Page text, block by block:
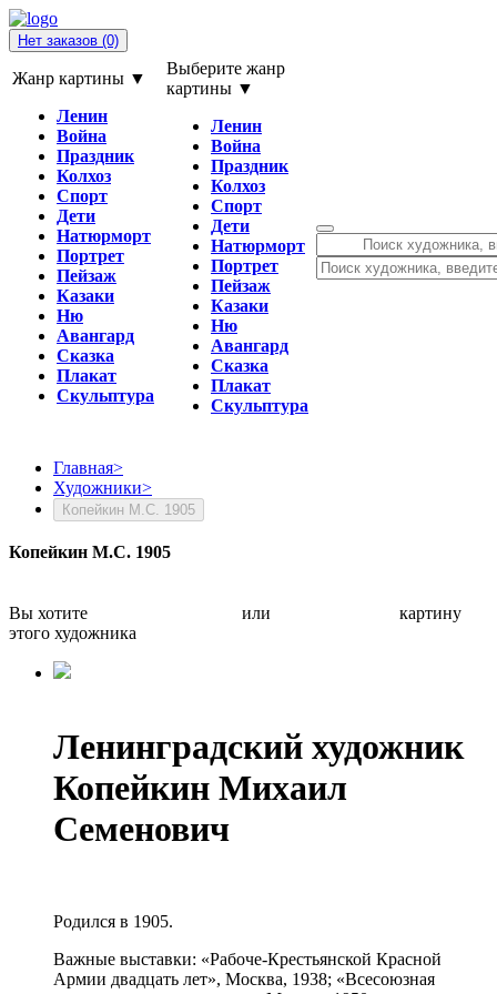
Нет заказов (0)
Жанр картины ▼
Ленин
Война
Праздник
Колхоз
Спорт
Дети
Натюрморт
Портрет
Пейзаж
Казаки
Ню
Авангард
Сказка
Плакат
Скульптура
Выберите жанр
картины ▼
Ленин
Война
Праздник
Колхоз
Спорт
Дети
Натюрморт
Портрет
Пейзаж
Казаки
Ню
Авангард
Сказка
Плакат
Скульптура
Главная>
Художники>
Копейкин М.С. 1905
Копейкин М.С. 1905
Вы хотите или
картину
этого художника
Ленинградский художник
Копейкин Михаил
Семенович
Родился в 1905.
Важные выставки: «Рабоче-Крестьянской Красной
Армии двадцать лет», Москва, 1938; «Всесоюзная